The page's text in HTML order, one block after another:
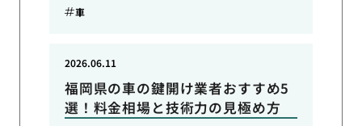
車
福岡県の車の鍵開け業者おすすめ5
選！料金相場と技術力の見極め方
2026.06.11